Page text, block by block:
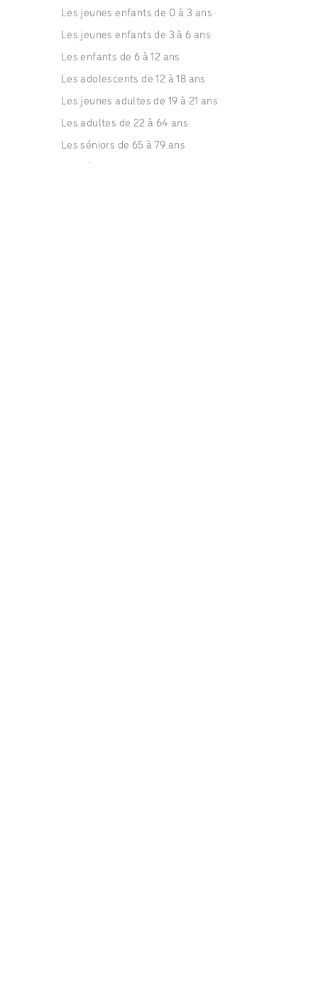
Les jeunes enfants de 0 à 3 ans
Les jeunes enfants de 3 à 6 ans
Les enfants de 6 à 12 ans
Les adolescents de 12 à 18 ans
Les jeunes adultes de 19 à 21 ans
Les adultes de 22 à 64 ans
Les séniors de 65 à 79 ans